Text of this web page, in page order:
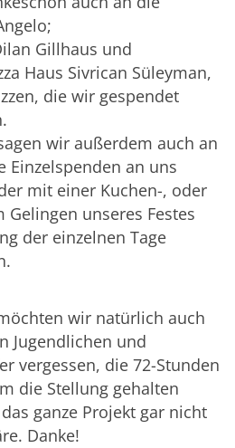
Gillhaus und
Haus Sivrican Süleyman,
die wir gespendet
wir außerdem auch an
Einzelspenden an uns
mit einer Kuchen-, oder
Gelingen unseres Festes
der einzelnen Tage
wir natürlich auch
Jugendlichen und
vergessen, die 72-Stunden
die Stellung gehalten
ganze Projekt gar nicht
Danke!